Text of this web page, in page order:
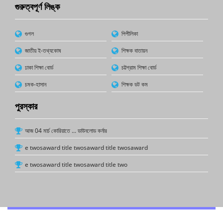
গুরুত্বপূর্ণ লিঙ্ক
গুগল
পিপীলিকা
জাতীয় ই-তথ্যকোষ
শিক্ষক বাতায়ন
ঢাকা শিক্ষা বোর্ড
চট্টগ্রাম শিক্ষা বোর্ড
চমক-হাসান
শিক্ষক ডট কম
পুরস্কার
আজ 04 মার্চ কোরিয়াতে ... ডাউনলোড কর্নার
e twosaward title twosaward title twosaward
e twosaward title twosaward title two